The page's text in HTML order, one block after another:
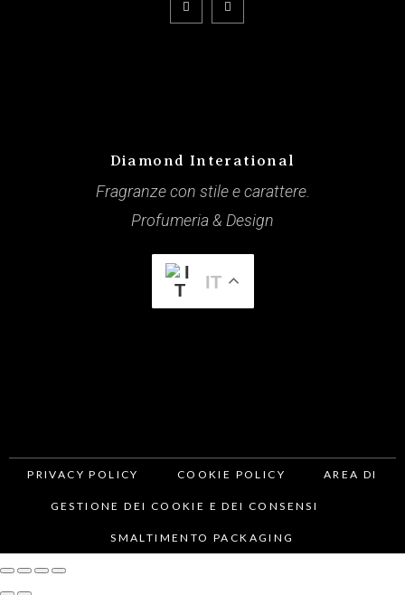
Diamond Interational
Fragranze con stile e carattere.
Profumeria & Design
IT
PRIVACY POLICY COOKIE POLICY AREA DI
GESTIONE DEI COOKIE E DEI CONSENSI
SMALTIMENTO PACKAGING